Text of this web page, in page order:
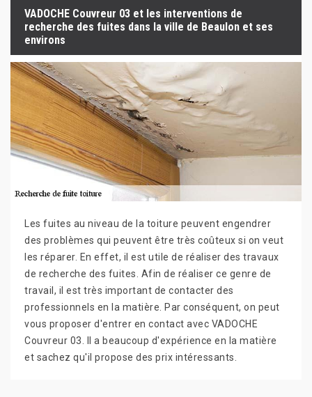
VADOCHE Couvreur 03 et les interventions de
recherche des fuites dans la ville de Beaulon et ses
environs
Les fuites au niveau de la toiture peuvent engendrer
des problèmes qui peuvent être très coûteux si on veut
les réparer. En effet, il est utile de réaliser des travaux
de recherche des fuites. Afin de réaliser ce genre de
travail, il est très important de contacter des
professionnels en la matière. Par conséquent, on peut
vous proposer d'entrer en contact avec VADOCHE
Couvreur 03. Il a beaucoup d'expérience en la matière
et sachez qu'il propose des prix intéressants.